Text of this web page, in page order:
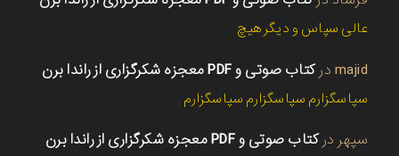
عالی سپاس و دیگر هیچ
majid درکتاب صوتی و PDF معجزه شکرگزاری از راندا برن
سپاسگزارم سپاسگزارم سپاسگزارم
سپهر درکتاب صوتی و PDF معجزه شکرگزاری از راندا برن